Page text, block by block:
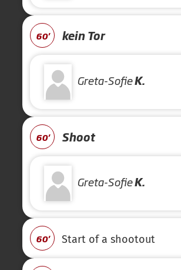
60' kein Tor
Greta-SofieK.
60' Shoot
Greta-SofieK.
60' Start of a shootout